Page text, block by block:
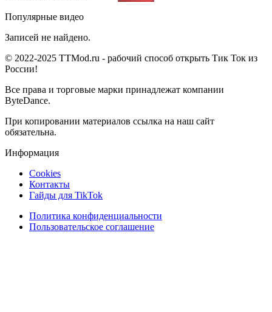
Популярные видео
Записей не найдено.
© 2022-2025 TTMod.ru - рабочий способ открыть Тик Ток из
России!
Все права и торговые марки принадлежат компании
ByteDance.
При копировании материалов ссылка на наш сайт
обязательна.
Информация
Cookies
Контакты
Гайды для TikTok
Политика конфиденциальности
Пользовательское соглашение